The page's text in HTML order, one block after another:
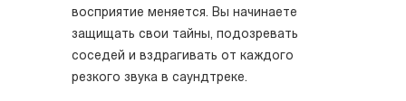
восприятие меняется. Вы начинаете
защищать свои тайны, подозревать
соседей и вздрагивать от каждого
резкого звука в саундтреке.